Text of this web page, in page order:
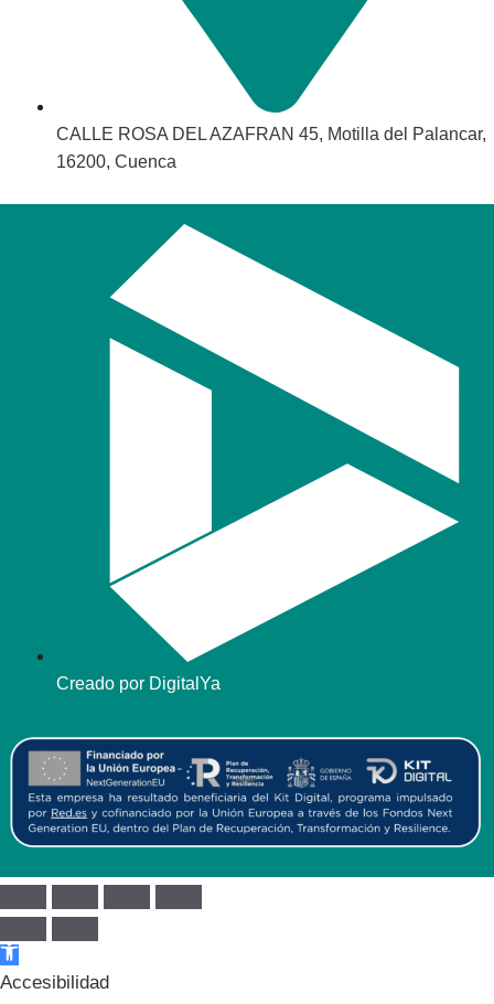
CALLE ROSA DEL AZAFRAN 45, Motilla del Palancar,
16200, Cuenca
Creado por DigitalYa
Abrir barra de herramientas
Accesibilidad